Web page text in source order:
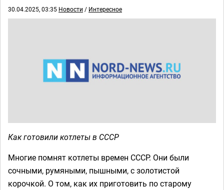
30.04.2025, 03:35 Новости / Интересное
Как готовили котлеты в СССР
Многие помнят котлеты времен СССР. Они были
сочными, румяными, пышными, с золотистой
корочкой. О том, как их приготовить по старому